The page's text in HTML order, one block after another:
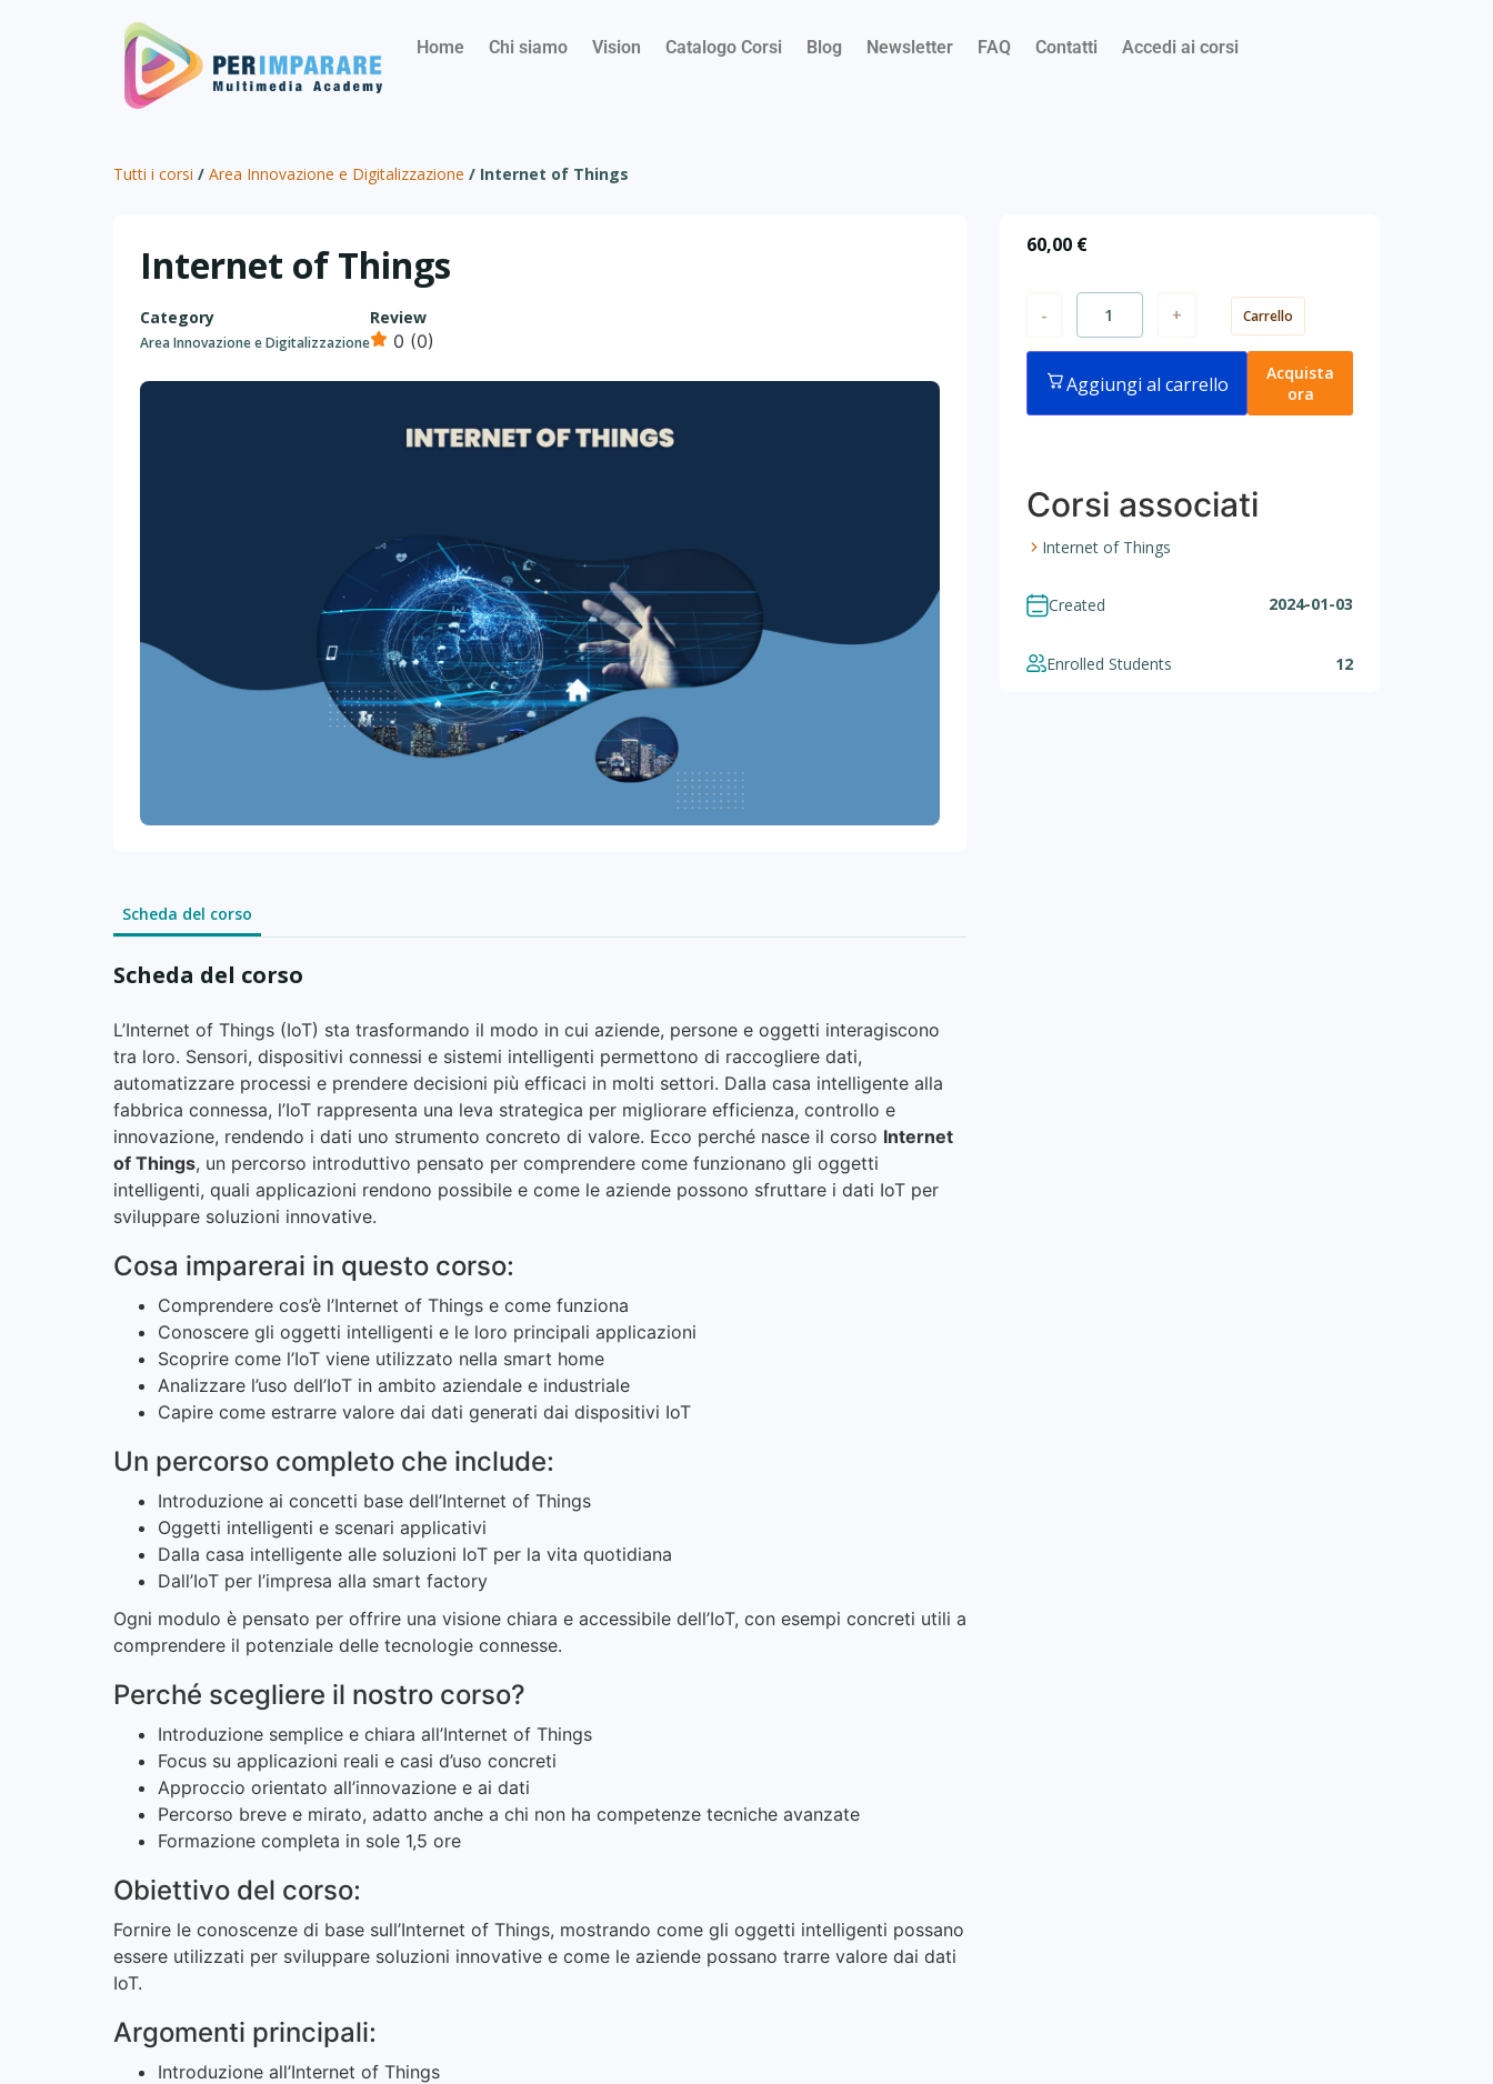
Home Chi siamo Vision Catalogo Corsi Blog Newsletter FAQ Contatti Accedi ai corsi
Tutti i corsi / Area Innovazione e Digitalizzazione / Internet of Things
Internet of Things
Category
Area Innovazione e Digitalizzazione
Review
0 (0)
60,00 €
- + Carrello
Aggiungi al carrello
Acquista
ora
Corsi associati
Internet of Things
Created 2024-01-03
Enrolled Students 12
Scheda del corso
Scheda del corso
L’Internet of Things (IoT) sta trasformando il modo in cui aziende, persone e oggetti interagiscono
tra loro. Sensori, dispositivi connessi e sistemi intelligenti permettono di raccogliere dati,
automatizzare processi e prendere decisioni più efficaci in molti settori. Dalla casa intelligente alla
fabbrica connessa, l’IoT rappresenta una leva strategica per migliorare efficienza, controllo e
innovazione, rendendo i dati uno strumento concreto di valore. Ecco perché nasce il corso Internet
of Things, un percorso introduttivo pensato per comprendere come funzionano gli oggetti
intelligenti, quali applicazioni rendono possibile e come le aziende possono sfruttare i dati IoT per
sviluppare soluzioni innovative.
Cosa imparerai in questo corso:
Comprendere cos’è l’Internet of Things e come funziona
Conoscere gli oggetti intelligenti e le loro principali applicazioni
Scoprire come l’IoT viene utilizzato nella smart home
Analizzare l’uso dell’IoT in ambito aziendale e industriale
Capire come estrarre valore dai dati generati dai dispositivi IoT
Un percorso completo che include:
Introduzione ai concetti base dell’Internet of Things
Oggetti intelligenti e scenari applicativi
Dalla casa intelligente alle soluzioni IoT per la vita quotidiana
Dall’IoT per l’impresa alla smart factory
Ogni modulo è pensato per offrire una visione chiara e accessibile dell’IoT, con esempi concreti utili a
comprendere il potenziale delle tecnologie connesse.
Perché scegliere il nostro corso?
Introduzione semplice e chiara all’Internet of Things
Focus su applicazioni reali e casi d’uso concreti
Approccio orientato all’innovazione e ai dati
Percorso breve e mirato, adatto anche a chi non ha competenze tecniche avanzate
Formazione completa in sole 1,5 ore
Obiettivo del corso:
Fornire le conoscenze di base sull’Internet of Things, mostrando come gli oggetti intelligenti possano
essere utilizzati per sviluppare soluzioni innovative e come le aziende possano trarre valore dai dati
IoT.
Argomenti principali:
Introduzione all’Internet of Things